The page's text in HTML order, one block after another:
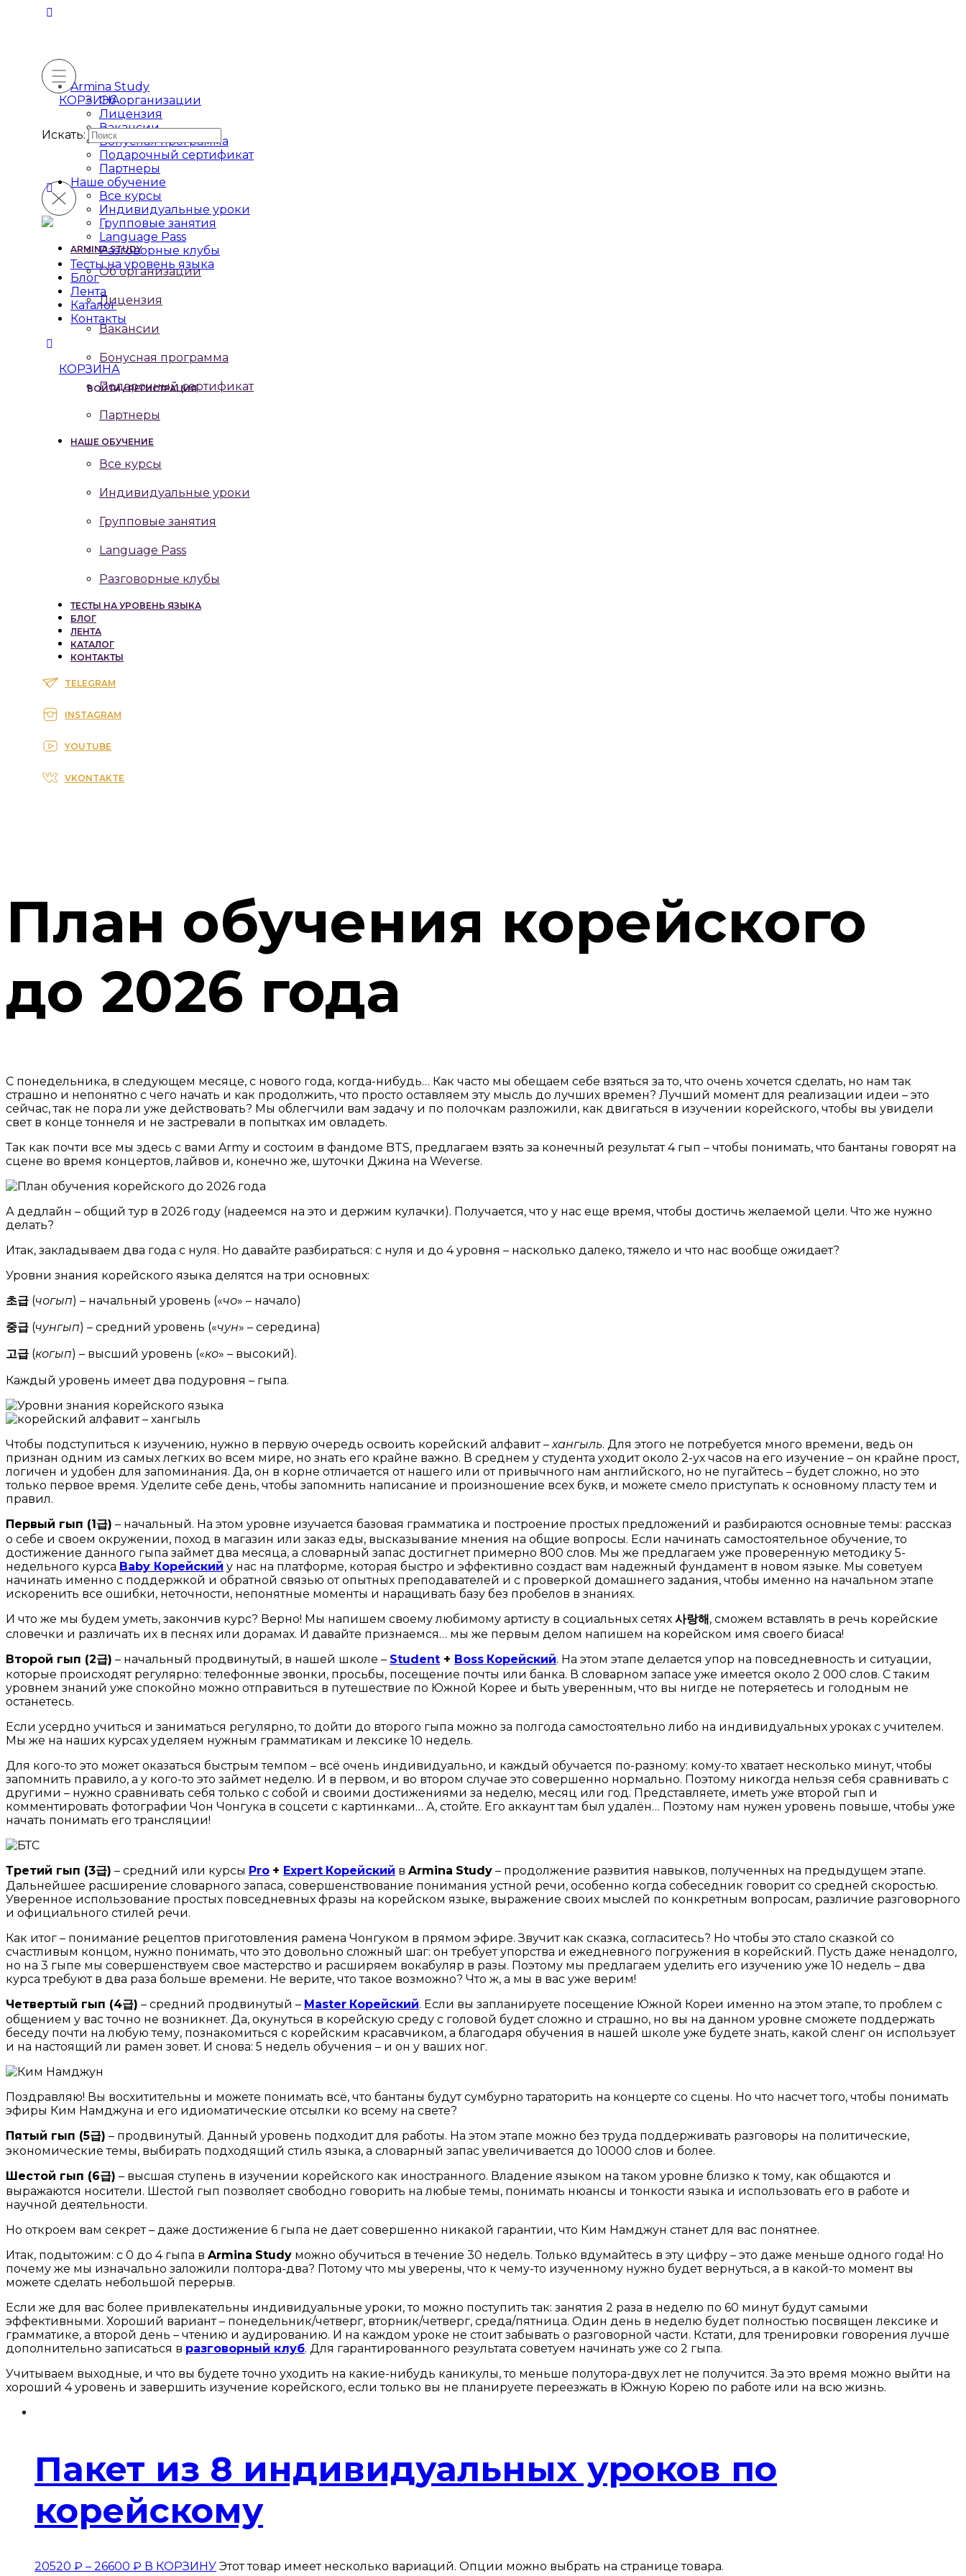
Armina Study
Об организации
Лицензия
Вакансии
Бонусная программа
Подарочный сертификат
Партнеры
Наше обучение
Все курсы
Индивидуальные уроки
Групповые занятия
Language Pass
Разговорные клубы
Тесты на уровень языка
Блог
Лента
Каталог
Контакты
КОРЗИНА
ВОЙТИ / РЕГИСТРАЦИЯ
КОРЗИНА
Искать:
ARMINA STUDY
Об организации
Лицензия
Вакансии
Бонусная программа
Подарочный сертификат
Партнеры
НАШЕ ОБУЧЕНИЕ
Все курсы
Индивидуальные уроки
Групповые занятия
Language Pass
Разговорные клубы
ТЕСТЫ НА УРОВЕНЬ ЯЗЫКА
БЛОГ
ЛЕНТА
КАТАЛОГ
КОНТАКТЫ
TELEGRAM
INSTAGRAM
YOUTUBE
VKONTAKTE
План обучения корейского
до 2026 года
С понедельника, в следующем месяце, с нового года, когда-нибудь… Как часто мы обещаем себе взяться за то, что очень хочется сделать, но нам так
страшно и непонятно с чего начать и как продолжить, что просто оставляем эту мысль до лучших времен? Лучший момент для реализации идеи – это
сейчас, так не пора ли уже действовать? Мы облегчили вам задачу и по полочкам разложили, как двигаться в изучении корейского, чтобы вы увидели
свет в конце тоннеля и не застревали в попытках им овладеть.
Так как почти все мы здесь с вами Army и состоим в фандоме BTS, предлагаем взять за конечный результат 4 гып – чтобы понимать, что бантаны говорят на
сцене во время концертов, лайвов и, конечно же, шуточки Джина на Weverse.
А дедлайн – общий тур в 2026 году (надеемся на это и держим кулачки). Получается, что у нас еще время, чтобы достичь желаемой цели. Что же нужно
делать?
Итак, закладываем два года с нуля. Но давайте разбираться: с нуля и до 4 уровня – насколько далеко, тяжело и что нас вообще ожидает?
Уровни знания корейского языка делятся на три основных:
초급 (чогып) – начальный уровень («чо» – начало)
중급 (чунгып) – средний уровень («чун» – середина)
고급 (когып) – высший уровень («ко» – высокий).
Каждый уровень имеет два подуровня – гыпа.
Чтобы подступиться к изучению, нужно в первую очередь освоить корейский алфавит – хангыль. Для этого не потребуется много времени, ведь он
признан одним из самых легких во всем мире, но знать его крайне важно. В среднем у студента уходит около 2-ух часов на его изучение – он крайне прост,
логичен и удобен для запоминания. Да, он в корне отличается от нашего или от привычного нам английского, но не пугайтесь – будет сложно, но это
только первое время. Уделите себе день, чтобы запомнить написание и произношение всех букв, и можете смело приступать к основному пласту тем и
правил.
Первый гып (1급) – начальный. На этом уровне изучается базовая грамматика и построение простых предложений и разбираются основные темы: рассказ
о себе и своем окружении, поход в магазин или заказ еды, высказывание мнения на общие вопросы. Если начинать самостоятельное обучение, то
достижение данного гыпа займет два месяца, а словарный запас достигнет примерно 800 слов. Мы же предлагаем уже проверенную методику 5-
недельного курса Baby Корейский у нас на платформе, которая быстро и эффективно создаст вам надежный фундамент в новом языке. Мы советуем
начинать именно с поддержкой и обратной связью от опытных преподавателей и с проверкой домашнего задания, чтобы именно на начальном этапе
искоренить все ошибки, неточности, непонятные моменты и наращивать базу без пробелов в знаниях.
И что же мы будем уметь, закончив курс? Верно! Мы напишем своему любимому артисту в социальных сетях 사랑해, сможем вставлять в речь корейские
словечки и различать их в песнях или дорамах. И давайте признаемся… мы же первым делом напишем на корейском имя своего биаса!
Второй гып (2급) – начальный продвинутый, в нашей школе – Student + Boss Корейский. На этом этапе делается упор на повседневность и ситуации,
которые происходят регулярно: телефонные звонки, просьбы, посещение почты или банка. В словарном запасе уже имеется около 2 000 слов. С таким
уровнем знаний уже спокойно можно отправиться в путешествие по Южной Корее и быть уверенным, что вы нигде не потеряетесь и голодным не
останетесь.
Если усердно учиться и заниматься регулярно, то дойти до второго гыпа можно за полгода самостоятельно либо на индивидуальных уроках с учителем.
Мы же на наших курсах уделяем нужным грамматикам и лексике 10 недель.
Для кого-то это может оказаться быстрым темпом – всё очень индивидуально, и каждый обучается по-разному: кому-то хватает несколько минут, чтобы
запомнить правило, а у кого-то это займет неделю. И в первом, и во втором случае это совершенно нормально. Поэтому никогда нельзя себя сравнивать с
другими – нужно сравнивать себя только с собой и своими достижениями за неделю, месяц или год. Представляете, иметь уже второй гып и
комментировать фотографии Чон Чонгука в соцсети с картинками… А, стойте. Его аккаунт там был удалён… Поэтому нам нужен уровень повыше, чтобы уже
начать понимать его трансляции!
Третий гып (3급) – средний или курсы Pro + Expert Корейский в Armina Study – продолжение развития навыков, полученных на предыдущем этапе.
Дальнейшее расширение словарного запаса, совершенствование понимания устной речи, особенно когда собеседник говорит со средней скоростью.
Уверенное использование простых повседневных фразы на корейском языке, выражение своих мыслей по конкретным вопросам, различие разговорного
и официального стилей речи.
Как итог – понимание рецептов приготовления рамена Чонгуком в прямом эфире. Звучит как сказка, согласитесь? Но чтобы это стало сказкой со
счастливым концом, нужно понимать, что это довольно сложный шаг: он требует упорства и ежедневного погружения в корейский. Пусть даже ненадолго,
но на 3 гыпе мы совершенствуем свое мастерство и расширяем вокабуляр в разы. Поэтому мы предлагаем уделить его изучению уже 10 недель – два
курса требуют в два раза больше времени. Не верите, что такое возможно? Что ж, а мы в вас уже верим!
Четвертый гып (4급) – средний продвинутый – Master Корейский. Если вы запланируете посещение Южной Кореи именно на этом этапе, то проблем с
общением у вас точно не возникнет. Да, окунуться в корейскую среду с головой будет сложно и страшно, но вы на данном уровне сможете поддержать
беседу почти на любую тему, познакомиться с корейским красавчиком, а благодаря обучения в нашей школе уже будете знать, какой сленг он использует
и на настоящий ли рамен зовет. И снова: 5 недель обучения – и он у ваших ног.
Поздравляю! Вы восхитительны и можете понимать всё, что бантаны будут сумбурно тараторить на концерте со сцены. Но что насчет того, чтобы понимать
эфиры Ким Намджуна и его идиоматические отсылки ко всему на свете?
Пятый гып (5급) – продвинутый. Данный уровень подходит для работы. На этом этапе можно без труда поддерживать разговоры на политические,
экономические темы, выбирать подходящий стиль языка, а словарный запас увеличивается до 10000 слов и более.
Шестой гып (6급) – высшая ступень в изучении корейского как иностранного. Владение языком на таком уровне близко к тому, как общаются и
выражаются носители. Шестой гып позволяет свободно говорить на любые темы, понимать нюансы и тонкости языка и использовать его в работе и
научной деятельности.
Но откроем вам секрет – даже достижение 6 гыпа не дает совершенно никакой гарантии, что Ким Намджун станет для вас понятнее.
Итак, подытожим: с 0 до 4 гыпа в Armina Study можно обучиться в течение 30 недель. Только вдумайтесь в эту цифру – это даже меньше одного года! Но
почему же мы изначально заложили полтора-два? Потому что мы уверены, что к чему-то изученному нужно будет вернуться, а в какой-то момент вы
можете сделать небольшой перерыв.
Если же для вас более привлекательны индивидуальные уроки, то можно поступить так: занятия 2 раза в неделю по 60 минут будут самыми
эффективными. Хороший вариант – понедельник/четверг, вторник/четверг, среда/пятница. Один день в неделю будет полностью посвящен лексике и
грамматике, а второй день – чтению и аудированию. И на каждом уроке не стоит забывать о разговорной части. Кстати, для тренировки говорения лучше
дополнительно записаться в разговорный клуб. Для гарантированного результата советуем начинать уже со 2 гыпа.
Учитываем выходные, и что вы будете точно уходить на какие-нибудь каникулы, то меньше полутора-двух лет не получится. За это время можно выйти на
хороший 4 уровень и завершить изучение корейского, если только вы не планируете переезжать в Южную Корею по работе или на всю жизнь.
Пакет из 8 индивидуальных уроков по
корейскому
20520 ₽ – 26600 ₽ В КОРЗИНУ Этот товар имеет несколько вариаций. Опции можно выбрать на странице товара.